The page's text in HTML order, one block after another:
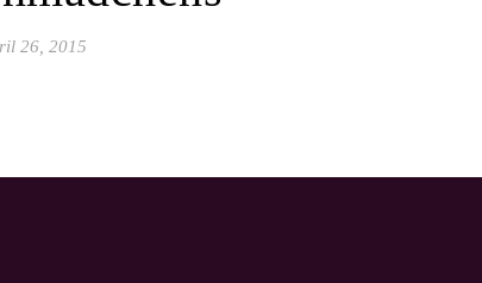
26, 2015